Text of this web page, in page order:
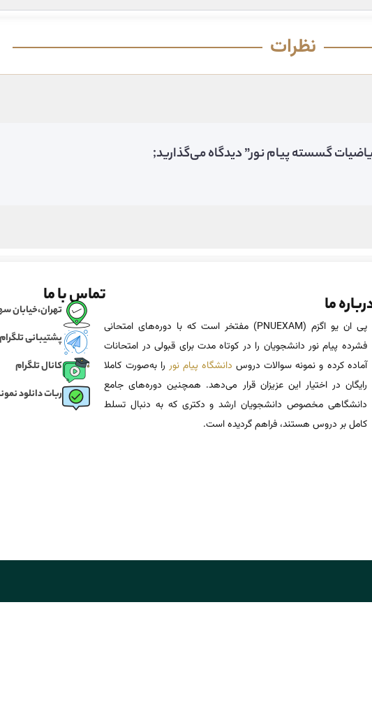
نظرات
گسسته پیام نور” دیدگاه می‌گذارید;
ما
پی ان یو اگزم (PNUEXAM) مفتخر است که با دوره‌های امتحانی
فشرده پیام نور دانشجویان را در کوتاه مدت برای قبولی در امتحانات
آماده‌ کرده و نمونه سوالات دروس دانشگاه پیام نور را به‌صورت کاملا
رایگان در اختیار این عزیزان قرار می‌دهد. همچنین دوره‌های جامع
دانشگاهی مخصوص دانشجویان ارشد و دکتری که به دنبال تسلط
کامل بر دروس هستند، فراهم گردیده است.
تماس با ما
تهران،خیابان
پشتیبانی تلگرام
کانال تلگرام
ربات دانلود